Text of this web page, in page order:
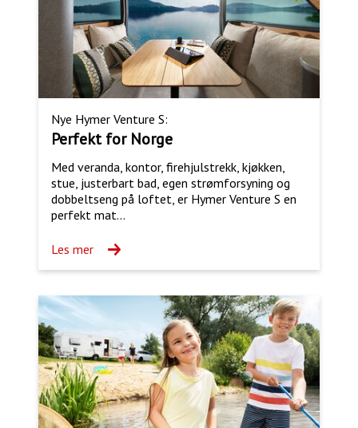
Nye Hymer Venture S:
Perfekt for Norge
Med veranda, kontor, firehjulstrekk, kjøkken,
stue, justerbart bad, egen strømforsyning og
dobbeltseng på loftet, er Hymer Venture S en
perfekt mat...
Les mer